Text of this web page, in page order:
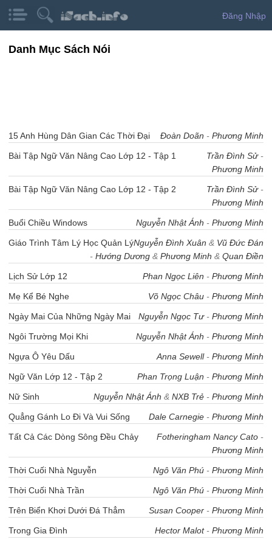
Đăng Nhập
Danh Mục Sách Nói
15 Anh Hùng Dân Gian Các Thời Đại Đoàn Doãn - Phương Minh
Bài Tập Ngữ Văn Nâng Cao Lớp 12 - Tập 1 Trần Đình Sử-
Phương Minh
Bài Tập Ngữ Văn Nâng Cao Lớp 12 - Tập 2 Trần Đình Sử-
Phương Minh
Buổi Chiều Windows Nguyễn Nhật Ánh - Phương Minh
Giáo Trình Tâm Lý Học Quản LýNguyễn Đình Xuân & Vũ Đức Đán
- Hướng Dương & Phương Minh & Quan Điền
Lịch Sử Lớp 12 Phan Ngọc Liên - Phương Minh
Mẹ Kể Bé Nghe Võ Ngọc Châu - Phương Minh
Ngày Mai Của Những Ngày Mai Nguyễn Ngọc Tư- Phương Minh
Ngôi Trường Mọi Khi Nguyễn Nhật Ánh - Phương Minh
Ngựa Ô Yêu Dấu Anna Sewell- Phương Minh
Ngữ Văn Lớp 12 - Tập 2 Phan Trọng Luận - Phương Minh
Nữ Sinh Nguyễn Nhật Ánh & NXB Trẻ - Phương Minh
Quẳng Gánh Lo Đi Và Vui Sống Dale Carnegie - Phương Minh
Tất Cả Các Dòng Sông Đều Chảy Fotheringham Nancy Cato -
Phương Minh
Thời Cuối Nhà Nguyễn Ngô Văn Phú - Phương Minh
Thời Cuối Nhà Trần Ngô Văn Phú - Phương Minh
Trên Biển Khơi Dưới Đá Thẳm Susan Cooper - Phương Minh
Trong Gia Đình Hector Malot- Phương Minh